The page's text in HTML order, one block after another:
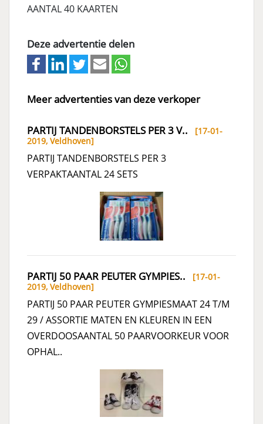
AANTAL 40 KAARTEN
Deze advertentie delen
Meer advertenties van deze verkoper
PARTIJ TANDENBORSTELS PER 3 V.. [17-01-
2019, Veldhoven]
PARTIJ TANDENBORSTELS PER 3
VERPAKTAANTAL 24 SETS
PARTIJ 50 PAAR PEUTER GYMPIES.. [17-01-
2019, Veldhoven]
PARTIJ 50 PAAR PEUTER GYMPIESMAAT 24 T/M
29 / ASSORTIE MATEN EN KLEUREN IN EEN
OVERDOOSAANTAL 50 PAARVOORKEUR VOOR
OPHAL..